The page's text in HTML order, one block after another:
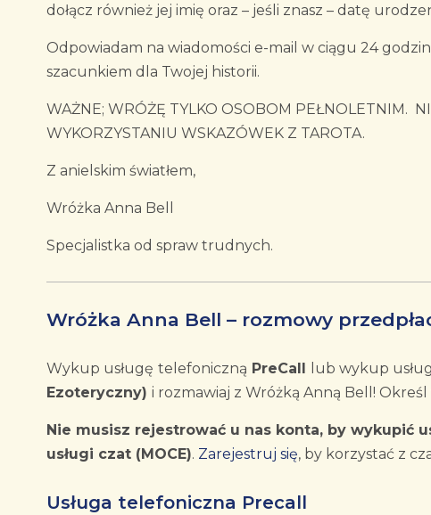
dołącz również jej imię oraz – jeśli znasz – datę
Odpowiadam na wiadomości e-mail w ciągu 24
szacunkiem dla Twojej historii.
WAŻNE; WRÓŻĘ TYLKO OSOBOM PEŁNOLETNIM.
WYKORZYSTANIU WSKAZÓWEK Z TAROTA.
Z anielskim światłem,
Wróżka Anna Bell
Specjalistka od spraw trudnych.
Wróżka Anna Bell – rozmowy
Wykup usługę telefoniczną PreCall lub wykup
Ezoteryczny) i rozmawiaj z Wróżką Anną Bell!
Nie musisz rejestrować u nas konta, by wykupić
usługi czat (MOCE). Zarejestruj się, by korzystać z
Usługa telefoniczna Precall